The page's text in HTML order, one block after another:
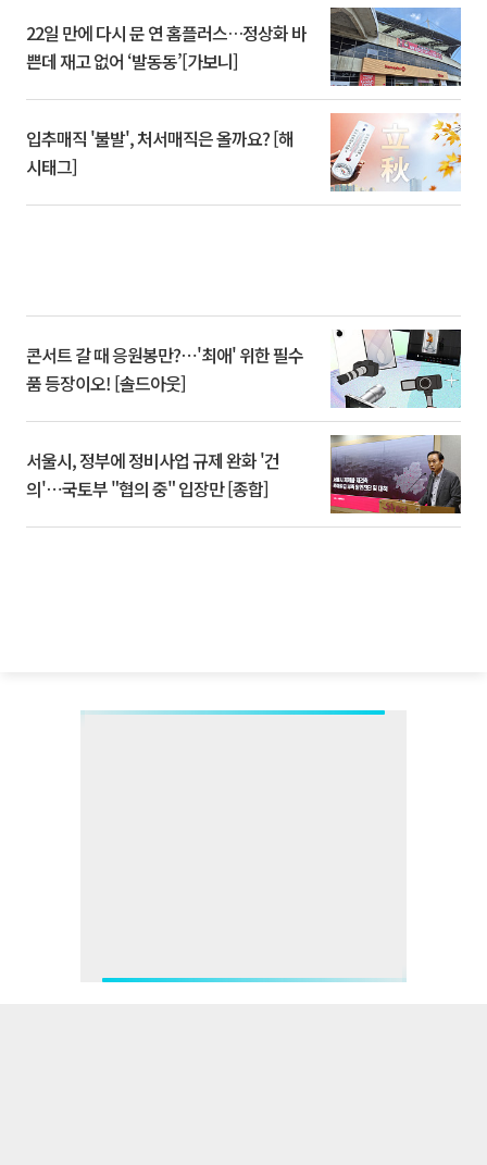
22일 만에 다시 문 연 홈플러스…정상화 바
쁜데 재고 없어 ‘발동동’[가보니]
입추매직 '불발', 처서매직은 올까요? [해
시태그]
콘서트 갈 때 응원봉만?⋯'최애' 위한 필수
품 등장이오! [솔드아웃]
서울시, 정부에 정비사업 규제 완화 '건
의'⋯국토부 "협의 중" 입장만 [종합]